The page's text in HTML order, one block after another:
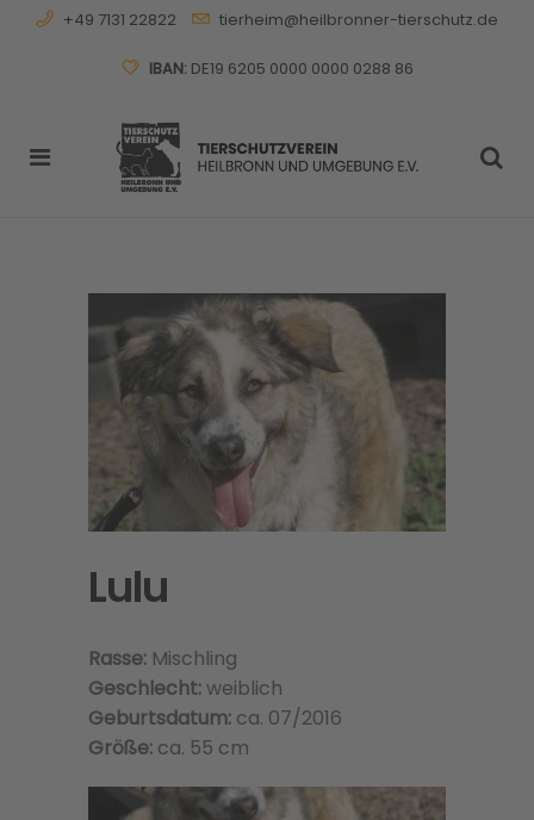
+49 7131 22822 tierheim@heilbronner-tierschutz.de
IBAN:DE19 6205 0000 0000 0288 86
Lulu
Rasse: Mischling
Geschlecht:weiblich
Geburtsdatum: ca. 07/2016
Größe: ca. 55 cm